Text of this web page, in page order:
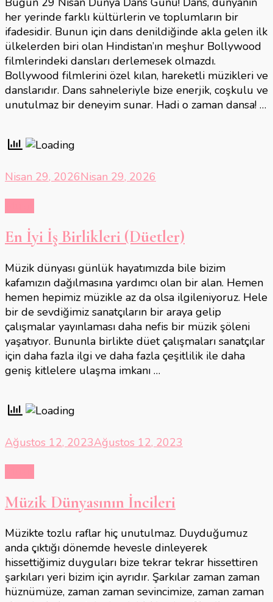
her yerinde farklı kültürlerin ve toplumların bir
ifadesidir. Bunun için dans denildiğinde akla gelen ilk
ülkelerden biri olan Hindistan’ın meşhur Bollywood
filmlerindeki dansları derlemesek olmazdı.
Bollywood filmlerini özel kılan, hareketli müzikleri ve
danslarıdır. Dans sahneleriyle bize enerjik, coşkulu ve
unutulmaz bir deneyim sunar. Hadi o zaman dansa! …
Nisan 29, 2026Nisan 29, 2026
En İyi İş Birlikleri (Düetler)
Müzik dünyası günlük hayatımızda bile bizim
kafamızın dağılmasına yardımcı olan bir alan. Hemen
hemen hepimiz müzikle az da olsa ilgileniyoruz. Hele
bir de sevdiğimiz sanatçıların bir araya gelip
çalışmalar yayınlaması daha nefis bir müzik şöleni
yaşatıyor. Bununla birlikte düet çalışmaları sanatçılar
için daha fazla ilgi ve daha fazla çeşitlilik ile daha
geniş kitlelere ulaşma imkanı …
Ağustos 12, 2023Ağustos 12, 2023
Müzik Dünyasının İncileri
Müzikte tozlu raflar hiç unutulmaz. Duyduğumuz
anda çıktığı dönemde hevesle dinleyerek
hissettiğimiz duyguları bize tekrar tekrar hissettiren
şarkıları yeri bizim için ayrıdır. Şarkılar zaman zaman
hüznümüze, zaman zaman sevincimize, zaman zaman